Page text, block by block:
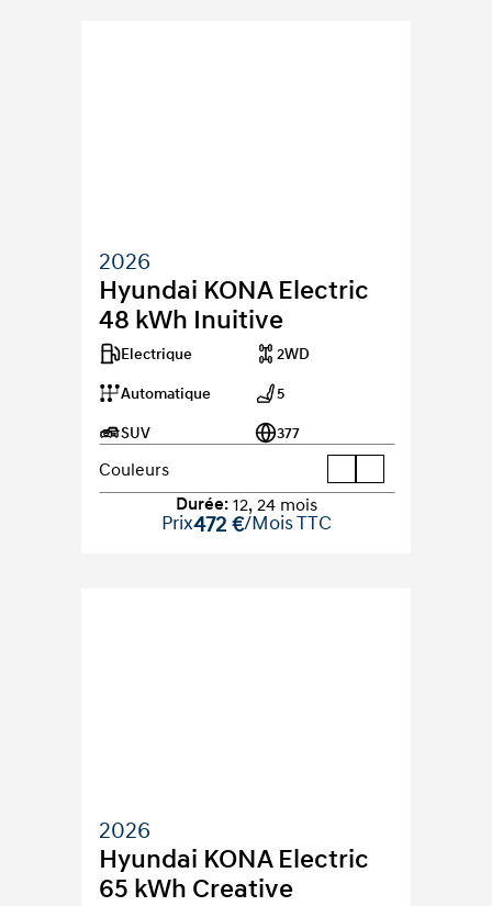
2026
Hyundai KONA Electric
48 kWh Inuitive
Electrique 2WD
Automatique 5
SUV 377
Couleurs
Durée: 12, 24 mois
Prix472 €/Mois TTC
2026
Hyundai KONA Electric
65 kWh Creative